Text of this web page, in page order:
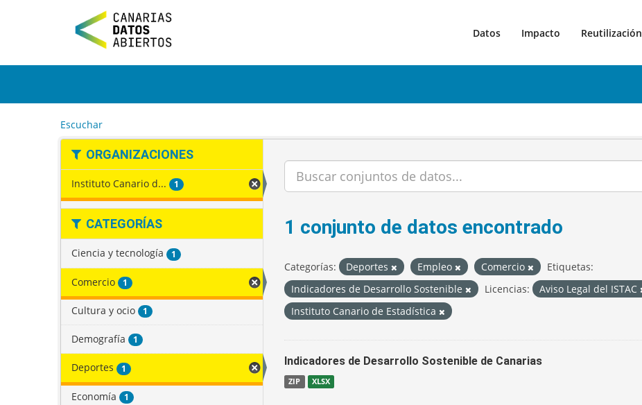
t
Datos Impacto Reutilización
Escuchar
ORGANIZACIONES
Instituto Canario d... 1
CATEGORÍAS
Ciencia y tecnología 1
Comercio 1
Cultura y ocio 1
Demografía 1
Deportes 1
Economía 1
1 conjunto de datos encontrado
Categorías: Deportes Empleo Comercio
Etiquetas:
Indicadores de Desarrollo Sostenible
Licencias: Aviso Legal del ISTAC
Instituto Canario de Estadística
Indicadores de Desarrollo Sostenible de Canarias
ZIP XLSX